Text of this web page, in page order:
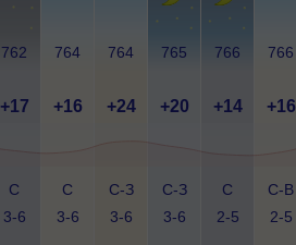
762 764 764 765 766 766
+17 +16 +24 +20 +14 +16
С
3-6
С
3-6
С-З
3-6
С-З
3-6
С
2-5
С-В
2-5